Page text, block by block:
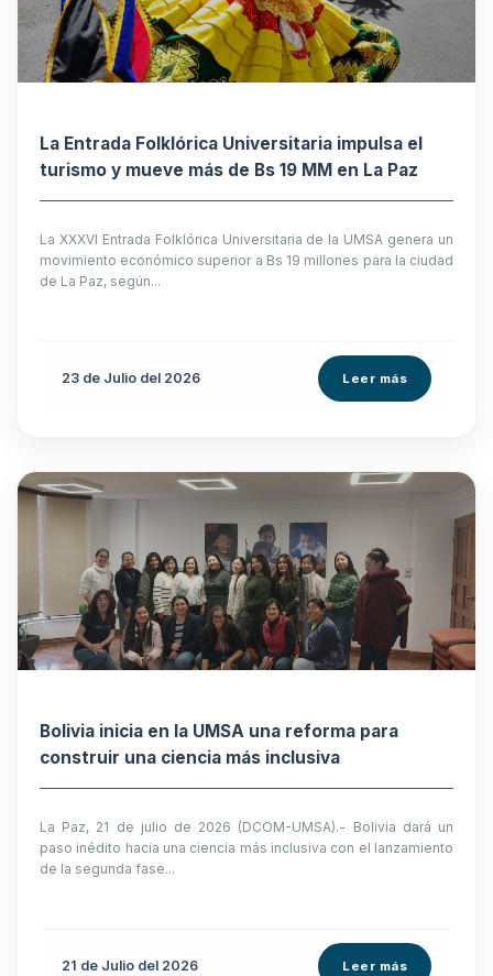
La Entrada Folklórica Universitaria impulsa el
turismo y mueve más de Bs 19 MM en La Paz
La XXXVI Entrada Folklórica Universitaria de la UMSA genera un
movimiento económico superior a Bs 19 millones para la ciudad
de La Paz, según...
23 de Julio del 2026 Leer más
Bolivia inicia en la UMSA una reforma para
construir una ciencia más inclusiva
La Paz, 21 de julio de 2026 (DCOM-UMSA).- Bolivia dará un
paso inédito hacia una ciencia más inclusiva con el lanzamiento
de la segunda fase...
21 de Julio del 2026 Leer más